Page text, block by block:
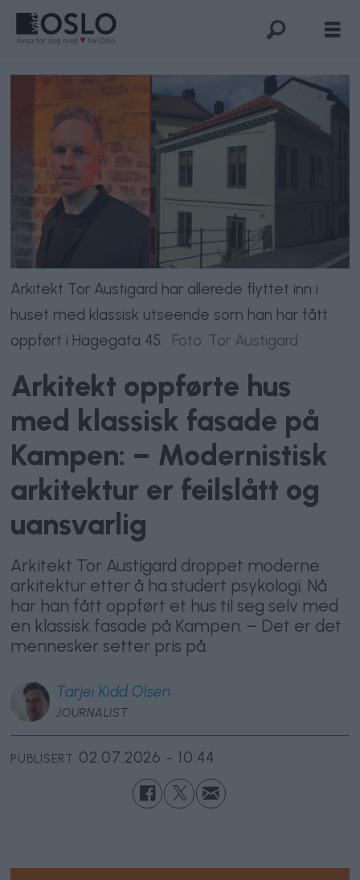
Arkitekt Tor Austigard har allerede flyttet inn i
huset med klassisk utseende som han har fått
oppført i Hagegata 45. Foto: Tor Austigard
Arkitekt oppførte hus
med klassisk fasade på
Kampen: – Modernistisk
arkitektur er feilslått og
uansvarlig
Arkitekt Tor Austigard droppet moderne
arkitektur etter å ha studert psykologi. Nå
har han fått oppført et hus til seg selv med
en klassisk fasade på Kampen. – Det er det
mennesker setter pris på.
Tarjei Kidd Olsen
JOURNALIST
PUBLISERT 02.07.2026 - 10:44